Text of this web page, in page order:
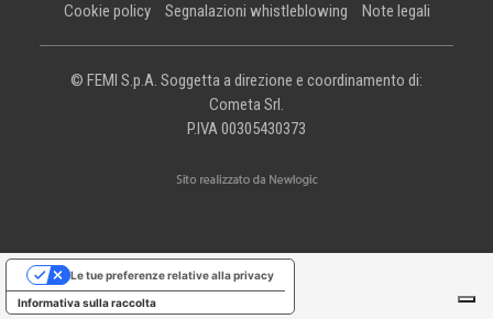
Cookie policy
Segnalazioni whistleblowing Note legali
© FEMI S.p.A. Soggetta a direzione e coordinamento di:
Cometa Srl.
P.IVA 00305430373
Informativa sulla raccolta
Le tue preferenze relative alla privacy